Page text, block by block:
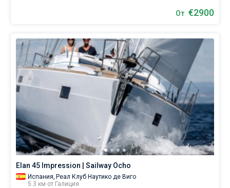
От €2900
Elan 45 Impression | Sailway Ocho
Испания, Реал Клуб Наутико де Виго
5.3 км от Галиция